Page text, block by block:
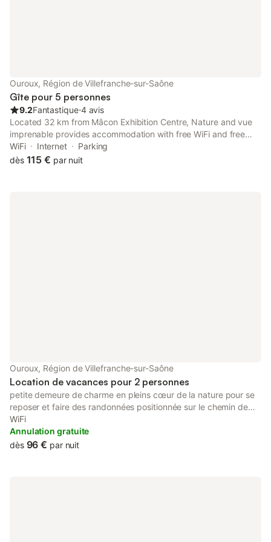
Ouroux, Région de Villefranche-sur-Saône
Gîte pour 5 personnes
9.2Fantastique⋅4 avis
Located 32 km from Mâcon Exhibition Centre, Nature and vue
imprenable provides accommodation with free WiFi and free
private parking.
WiFi Internet
Parking
dès 115 € par nuit
Ouroux, Région de Villefranche-sur-Saône
Location de vacances pour 2 personnes
petite demeure de charme en pleins cœur de la nature pour se
reposer et faire des randonnées positionnée sur le chemin de
Compostelle visite de Cluny à 20mm et des caves du beaujolais
,un restaurant panoramique a Avenas
WiFi
Annulation gratuite
dès 96 € par nuit